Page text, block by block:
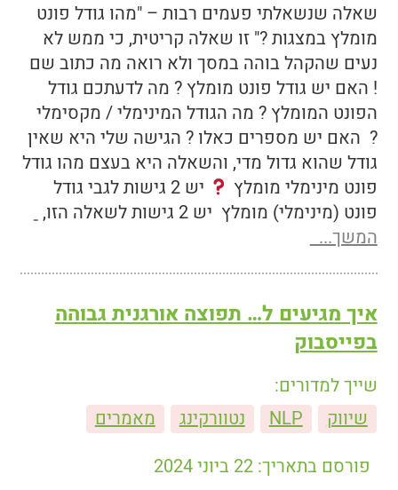
שאלה שנשאלתי פעמים רבות – "מהו גודל פונט
מומלץ במצגות ?" זו שאלה קריטית, כי ממש לא
נעים שהקהל בוהה במסך ולא רואה מה כתוב שם
! האם יש גודל פונט מומלץ ? מה לדעתכם גודל
הפונט המומלץ ? מה הגודל המינימלי / מקסימלי
? האם יש מספרים כאלו ? הגישה שלי היא שאין
גודל שהוא גדול מדי, והשאלה היא בעצם מהו גודל
פונט מינימלי מומלץ
יש 2 גישות לגבי גודל
פונט (מינימלי) מומלץ יש 2 גישות לשאלה הזו,
המשך...
איך מגיעים ל… תפוצה אורגנית גבוהה
בפייסבוק
שייך למדורים:
שיווק
NLP נטוורקינג
מאמרים
פורסם בתאריך: 22 ביוני 2024